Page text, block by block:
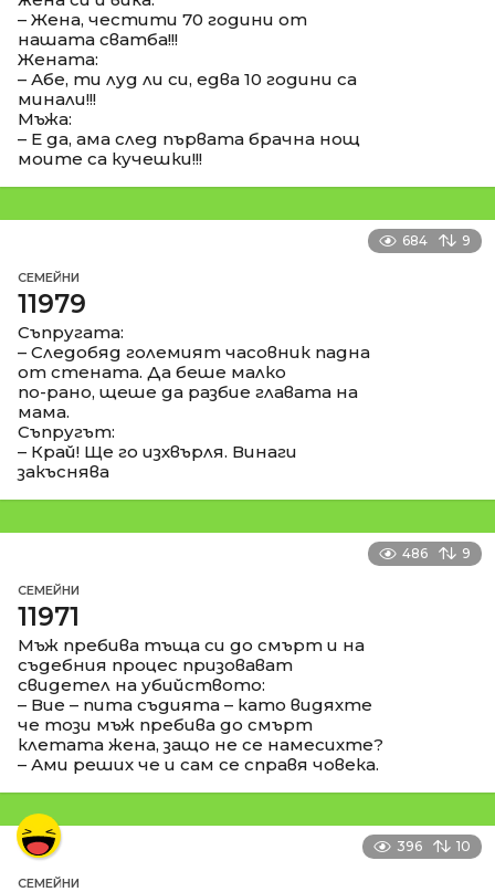
– Жена, честити 70 години от
нашата сватба!!!
Жената:
– Абе, ти луд ли си, едва 10 години са
минали!!!
Мъжа:
– Е да, ама след първата брачна нощ
моите са кучешки!!!
684 9
СЕМЕЙНИ
11979
Съпругата:
– Следобяд големият часовник падна
от стената. Да беше малко
по-рано, щеше да разбие главата на
мама.
Съпругът:
– Край! Ще го изхвърля. Винаги
закъснява
486 9
СЕМЕЙНИ
11971
Мъж пребива тъща си до смърт и на
съдебния процес призовават
свидетел на убийството:
– Вие – пита съдията – като видяхте
че този мъж пребива до смърт
клетата жена, защо не се намесихте?
– Ами реших че и сам се справя човека.
396 10
СЕМЕЙНИ